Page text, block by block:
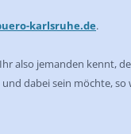
karlsruhe.de.
also jemanden kennt,
dabei sein möchte, so